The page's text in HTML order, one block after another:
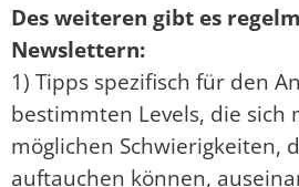
Des weiteren gibt es
Newslettern:
1) Tipps spezifisch für den
bestimmten Levels, die sich
möglichen Schwierigkeiten,
auftauchen können,